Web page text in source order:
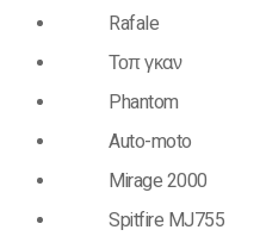
Rafale
Τοπ γκαν
Phantom
Auto-moto
Mirage 2000
Spitfire MJ755